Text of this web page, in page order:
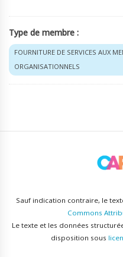
Type de membre :
FOURNITURE DE SERVICES AUX
ORGANISATIONNELS
Sauf indication contraire, le
Commons
Le texte et les données
disposition sous